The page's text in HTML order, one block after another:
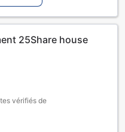
de la ville.
de Niigata. Afin
clients, l'établissement
gratuit.
pour le plus grand
elles disposent même
que serviettes de toilette,
fil (gratuit), climatisation,
25Share house
vérifiés de